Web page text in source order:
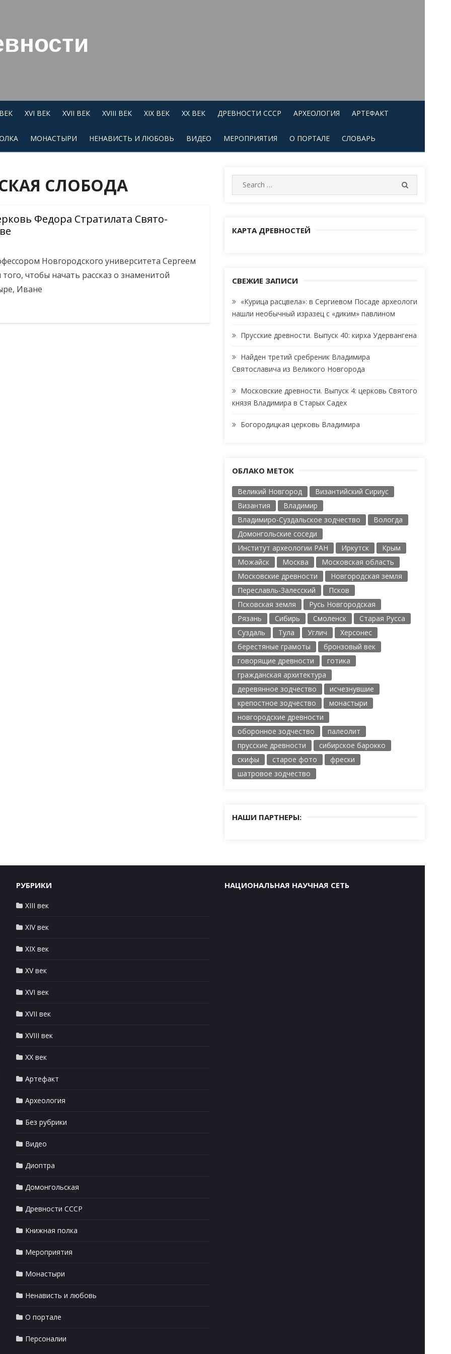
XVI ВЕК XVII ВЕК XVIII ВЕК XIX ВЕК XX ВЕК ДРЕВНОСТИ СССР АРХЕОЛОГИЯ АРТЕФАКТ
МОНАСТЫРИ НЕНАВИСТЬ И ЛЮБОВЬ ВИДЕО МЕРОПРИЯТИЯ О ПОРТАЛЕ СЛОВАРЬ
СЛОБОДА
Федора Стратилата Свято-
Новгородского университета Сергеем
чтобы начать рассказ о знаменитой
Иване
Search
for:
КАРТА ДРЕВНОСТЕЙ
СВЕЖИЕ ЗАПИСИ
«Курица расцвела»: в Сергиевом Посаде археологи
нашли необычный изразец с «диким» павлином
Прусские древности. Выпуск 40: кирха Удервангена
Найден третий сребреник Владимира
Святославича из Великого Новгорода
Московские древности. Выпуск 4: церковь Святого
князя Владимира в Старых Садех
Богородицкая церковь Владимира
ОБЛАКО МЕТОК
Великий Новгород
Византийский Сириус
Византия
Владимир
Владимиро-Суздальское зодчество
Вологда
Домонгольские соседи
Институт археологии РАН
Иркутск
Крым
Можайск
Москва
Московская область
Московские древности
Новгородская земля
Переславль-Залесский
Псков
Псковская земля
Русь Новгородская
Рязань
Сибирь Смоленск
Старая Русса
Суздаль
Тула Углич
Херсонес
берестяные грамоты
бронзовый век
говорящие древности
готика
гражданская архитектура
деревянное зодчество
исчезнувшие
крепостное зодчество
монастыри
новгородские древности
оборонное зодчество
палеолит
прусские древности
сибирское барокко
скифы
старое фото
фрески
шатровое зодчество
НАШИ ПАРТНЕРЫ:
РУБРИКИ
XIII век
XIV век
XIX век
XV век
XVI век
XVII век
XVIII век
XX век
Артефакт
Археология
Без рубрики
Видео
Диоптра
Домонгольская
Древности СССР
Книжная полка
Мероприятия
Монастыри
Ненависть и любовь
О портале
Персоналии
НАЦИОНАЛЬНАЯ НАУЧНАЯ СЕТЬ